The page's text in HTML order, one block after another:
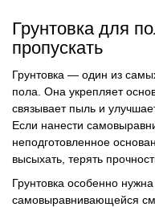
Грунтовка для
пропускать
Грунтовка — один из
пола. Она укрепляет
связывает пыль и
Если нанести
неподготовленное
высыхать, терять
Грунтовка особенно
самовыравнивающейся